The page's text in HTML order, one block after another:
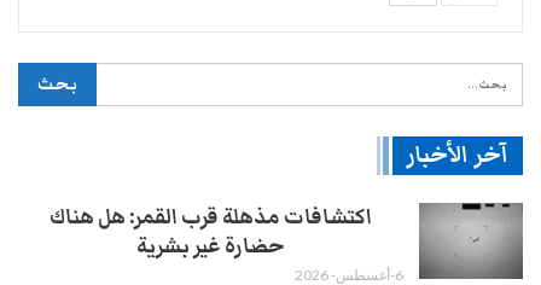
آخر الأخبار
اكتشافات مذهلة قرب القمر: هل هناك
حضارة غير بشرية
6-أغسطس- 2026